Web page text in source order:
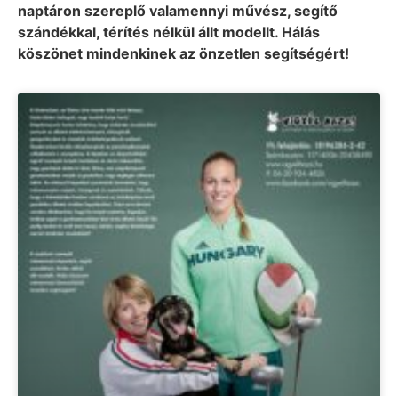
naptáron szereplő valamennyi művész, segítő
szándékkal, térítés nélkül állt modellt. Hálás
köszönet mindenkinek az önzetlen segítségért!